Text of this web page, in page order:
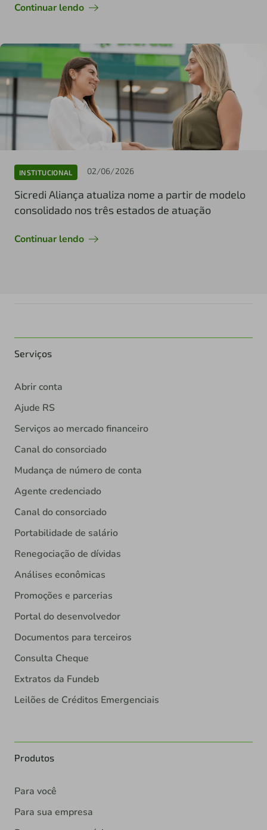
Continuar lendo
INSTITUCIONAL 02/06/2026
Sicredi Aliança atualiza nome a partir de modelo
consolidado nos três estados de atuação
Continuar lendo
Serviços
Abrir conta
Ajude RS
Serviços ao mercado financeiro
Canal do consorciado
Mudança de número de conta
Agente credenciado
Canal do consorciado
Portabilidade de salário
Renegociação de dívidas
Análises econômicas
Promoções e parcerias
Portal do desenvolvedor
Documentos para terceiros
Consulta Cheque
Extratos da Fundeb
Leilões de Créditos Emergenciais
Produtos
Para você
Para sua empresa